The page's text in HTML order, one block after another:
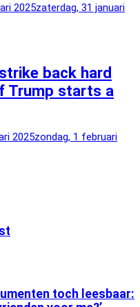
2025zaterdag, 31 januari
back hard
Trump starts a
2025zondag, 1 februari
toch leesbaar: